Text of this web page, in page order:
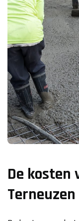
De kosten
Terneuzen